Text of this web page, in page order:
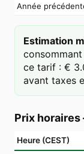
Année
Estimation
ce tarif : €
avant taxes
Prix
Heure (CEST)